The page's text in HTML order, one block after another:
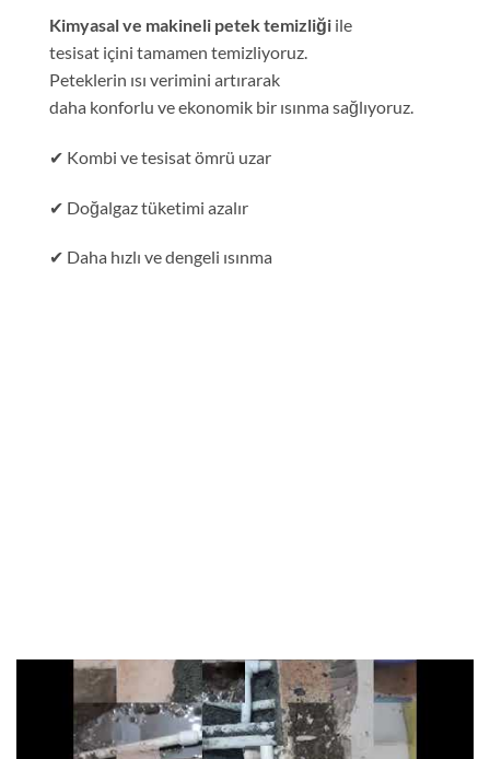
Kimyasal ve makineli petek temizliği ile
tesisat içini tamamen temizliyoruz.
Peteklerin ısı verimini artırarak
daha konforlu ve ekonomik bir ısınma sağlıyoruz.
✔ Kombi ve tesisat ömrü uzar
✔ Doğalgaz tüketimi azalır
✔ Daha hızlı ve dengeli ısınma